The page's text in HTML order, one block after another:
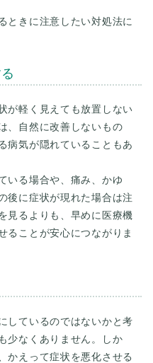
ときに注意したい対処法に
が軽く見えても放置しない
、自然に改善しないもの
病気が隠れていることもあ
いる場合や、痛み、かゆ
後に症状が現れた場合は注
見るよりも、早めに医療機
ることが安心につながりま
しているのではないかと考
少なくありません。しか
かえって症状を悪化させる